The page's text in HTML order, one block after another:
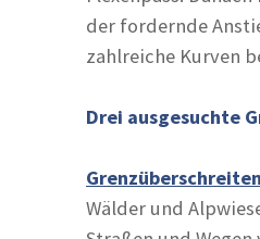
der fordernde
zahlreiche Kurven
Drei ausgesuchte
Wälder und